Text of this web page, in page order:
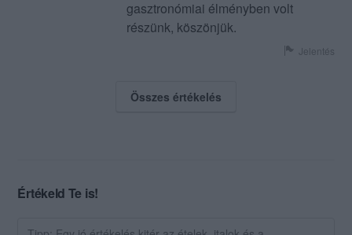
gasztronómiai élményben volt
részünk, köszönjük.
Jelentés
Összes értékelés
Értékeld Te is!